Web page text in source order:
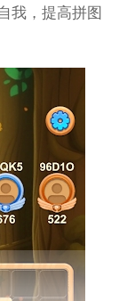
我，提高拼图